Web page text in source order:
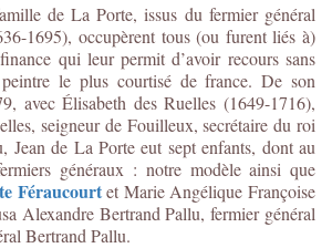
de La Porte, issus du fermier général
1695), occupèrent tous (ou furent liés à)
qui leur permit d’avoir recours sans
le plus courtisé de france. De son
avec Élisabeth des Ruelles (1649-1716),
seigneur de Fouilleux, secrétaire du roi
Jean de La Porte eut sept enfants, dont au
généraux : notre modèle ainsi que
Féraucourtet Marie Angélique Françoise
Alexandre Bertrand Pallu, fermier général
Bertrand Pallu.